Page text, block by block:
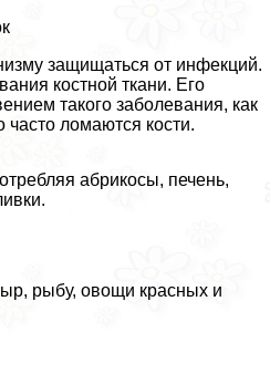
защищаться от инфекций.
костной ткани. Его
такого заболевания, как
часто ломаются кости.
абрикосы, печень,
рыбу, овощи красных и